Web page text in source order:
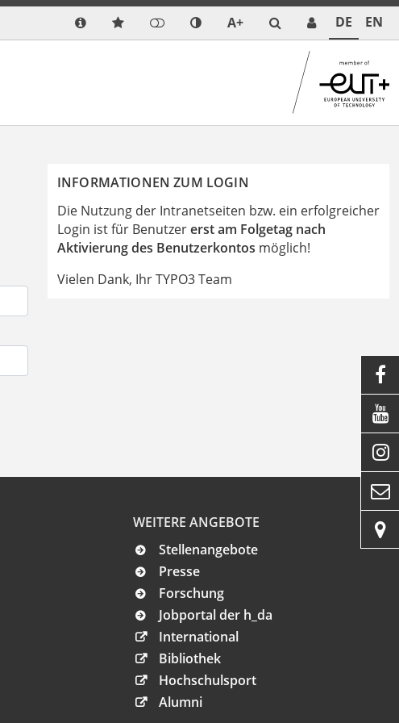
A+ DE EN
INFORMATIONEN ZUM LOGIN
Die Nutzung der Intranetseiten bzw. ein erfolgreicher
Login ist für Benutzererst am Folgetag nach
Aktivierung des Benutzerkontos möglich!
Vielen Dank, Ihr TYPO3 Team
WEITERE ANGEBOTE
Stellenangebote
Presse
Forschung
Jobportal der h_da
International
Bibliothek
Hochschulsport
Alumni




